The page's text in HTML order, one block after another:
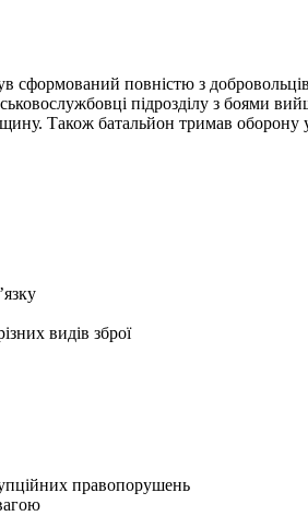
сформований повністю з
підрозділу з
Також батальйон тримав
видів зброї
правопорушень